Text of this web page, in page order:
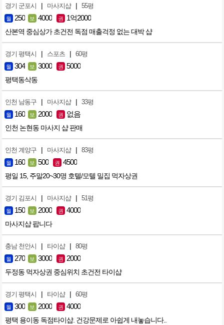
경기 군포시 | 마사지샵 | 55평
월 250 보 4000 권 1억2000
산본역 중심상가 초건전 독점 매출걱정 없는 대박 샵
경기 평택시 | 스포츠 | 60평
월 304 보 3000 권 5000
평택동삭동
인천 남동구 | 마사지샵 | 33평
월 160 보 2000 권 없음
인천 논현동 마사지 샵 판매
인천 계양구 | 마사지샵 | 83평
월 160 보 500 권 4500
평일 15, 주말20~30명 호텔/모텔 밀집 먹자상권
경기 김포시 | 마사지샵 | 51평
월 150 보 2000 권 4000
마사지샵 팝니다
충남 천안시 | 타이샵 | 80평
월 270 보 3000 권 2000
두정동 먹자상권 중심위치 초건전 타이샵
경기 평택시 | 타이샵 | 60평
월 300 보 2000 권 4000
평택 용이동 독점타이샵. 건강문제로 아쉽게 내놓습니다..